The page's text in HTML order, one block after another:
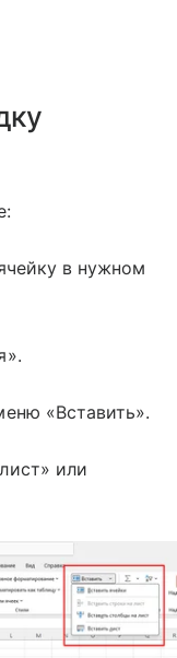
в нужном
«Вставить».
или